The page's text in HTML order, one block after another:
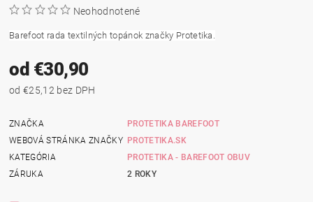
Neohodnotené
Barefoot rada textilných topánok značky Protetika.
od €30,90
od €25,12 bez DPH
ZNAČKA
PROTETIKA BAREFOOT
WEBOVÁ STRÁNKA ZNAČKY PROTETIKA.SK
KATEGÓRIA
PROTETIKA - BAREFOOT OBUV
ZÁRUKA
2 ROKY